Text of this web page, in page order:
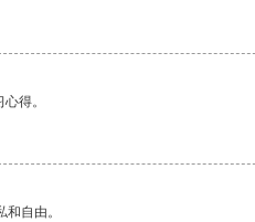
得。
自由。